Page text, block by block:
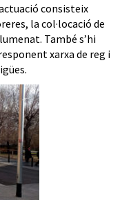
consisteix
la col·locació de
També s’hi
xarxa de reg i